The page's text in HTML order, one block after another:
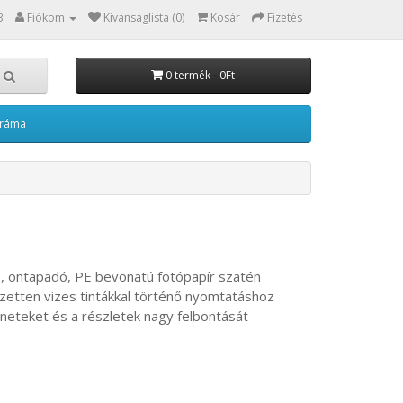
Fiókom Kívánságlista (0) Kosár Fizetés
0 termék - 0Ft
öntapadó, PE bevonatú fotópapír szatén
vizes tintákkal történő nyomtatáshoz
és a részletek nagy felbontását